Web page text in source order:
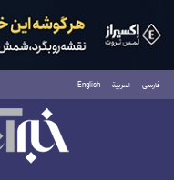
فارسی العربية English
جمعه ۱۶ مرداد ۱۴۰۵